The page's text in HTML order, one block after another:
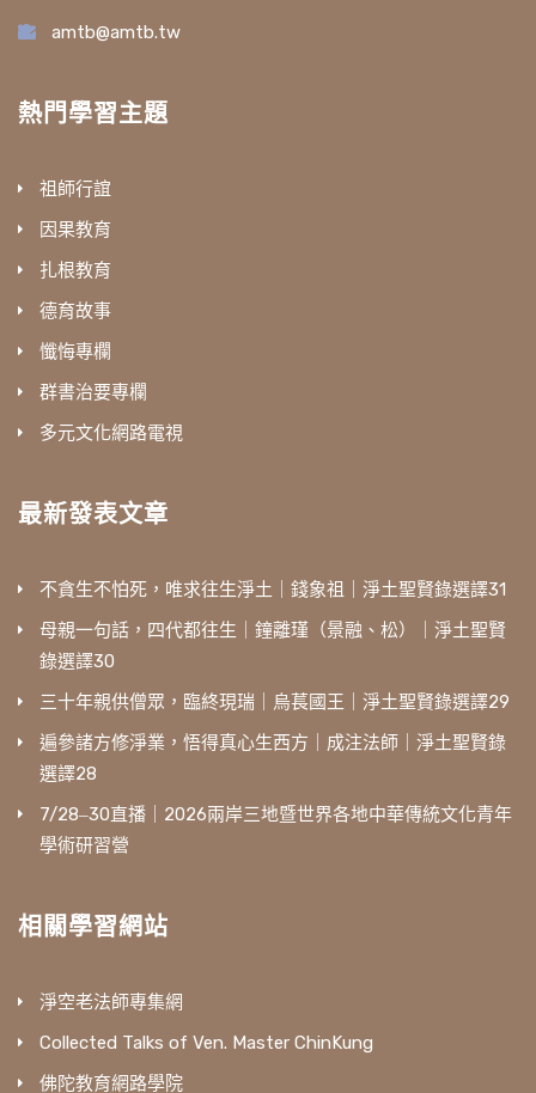
amtb@amtb.tw
熱門學習主題
祖師行誼
因果教育
扎根教育
德育故事
懺悔專欄
群書治要專欄
多元文化網路電視
最新發表文章
不貪生不怕死，唯求往生淨土｜錢象祖｜淨土聖賢錄選譯31
母親一句話，四代都往生｜鐘離瑾（景融、松）｜淨土聖賢
錄選譯30
三十年親供僧眾，臨終現瑞｜烏萇國王｜淨土聖賢錄選譯29
遍參諸方修淨業，悟得真心生西方｜成注法師｜淨土聖賢錄
選譯28
7/28‒30直播｜2026兩岸三地暨世界各地中華傳統文化青年
學術研習營
相關學習網站
淨空老法師專集網
Collected Talks of Ven. Master ChinKung
佛陀教育網路學院